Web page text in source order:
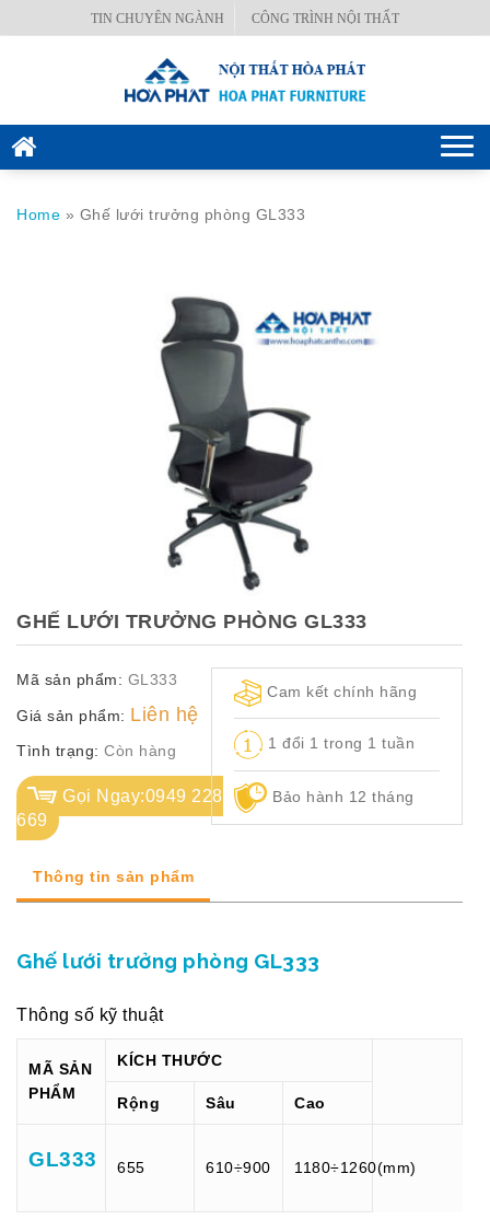
TIN CHUYÊN NGÀNH CÔNG TRÌNH NỘI THẤT
VĂN
MÃ
CH.
SÁCH
Q.
ĐỊNH
Home » Ghế lưới trưởng phòng GL333
GHẾ LƯỚI TRƯỞNG PHÒNG GL333
Mã sản phẩm: GL333
Giá sản phẩm: Liên hệ
Tình trạng: Còn hàng
Gọi Ngay:0949 228
669
Cam kết chính hãng
1 đổi 1 trong 1 tuần
Bảo hành 12 tháng
Thông tin sản phẩm
Ghế lưới trưởng phòng GL333
Thông số kỹ thuật
MÃ SẢN
PHẨM
KÍCH THƯỚC
Rộng Sâu Cao
GL333 655 610÷900 1180÷1260(mm)